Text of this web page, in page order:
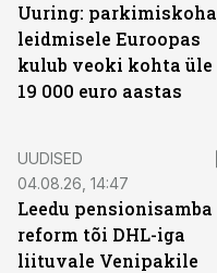
Uuring: parkimiskoha
leidmisele Euroopas
kulub veoki kohta üle
19 000 euro aastas
UUDISED
04.08.26, 14:47
Leedu pensionisamba
reform tõi DHL-iga
liituvale Venipakile